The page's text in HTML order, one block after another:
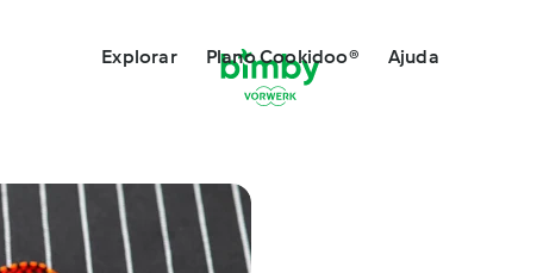
Explorar Plano Cookidoo® Ajuda